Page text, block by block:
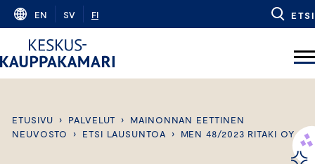
Skip
content
EN SV FI ETSI
ETUSIVU › PALVELUT ›
MAINONNAN EETTINEN
NEUVOSTO
› ETSI LAUSUNTOA › MEN 48/2023 RITAKI OY